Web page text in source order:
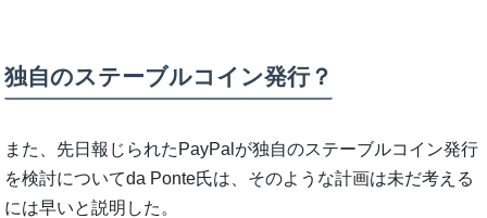
独自のステーブルコイン発行？
また、先日報じられたPayPalが独自のステーブルコイン発行
を検討についてda Ponte氏は、そのような計画は未だ考える
には早いと説明した。